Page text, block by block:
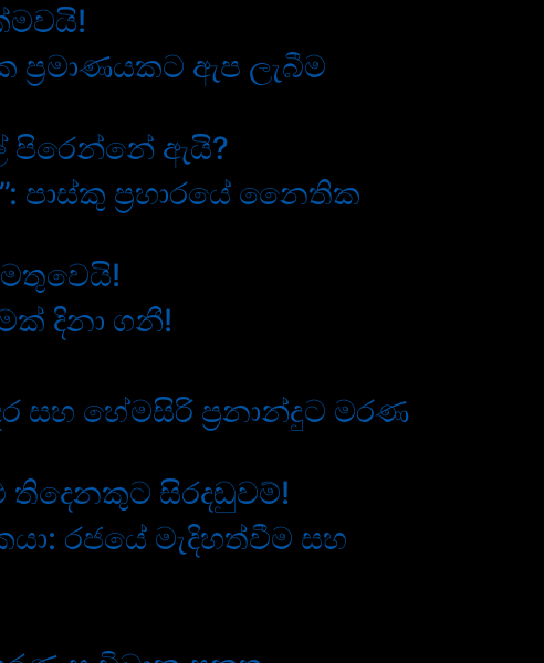
ප්‍රමාණයකට ඇප ලැබීම
පිරෙන්නේ ඇයි?
පාස්කු ප්‍රහාරයේ නෛතික
දිනා ගනී!
සහ හේමසිරි ප්‍රනාන්දුට මරණ
තිදෙනකුට සිරදඬුවම්!
රජයේ මැදිහත්වීම සහ